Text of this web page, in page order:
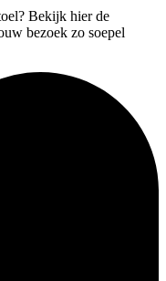
Bekijk hier de
bezoek zo soepel